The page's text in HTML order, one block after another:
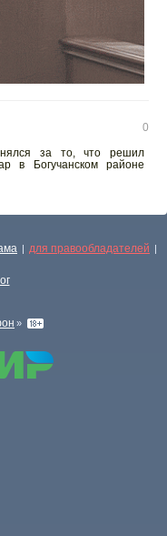
0
за то, что решил
в Богучанском районе
| для правообладателей |
»